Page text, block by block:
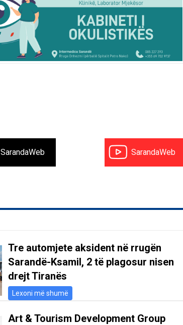
SarandaWeb SarandaWeb
Tre automjete aksident në rrugën
Sarandë-Ksamil, 2 të plagosur nisen
drejt Tiranës
Lexoni më shumë
Art & Tourism Development Group